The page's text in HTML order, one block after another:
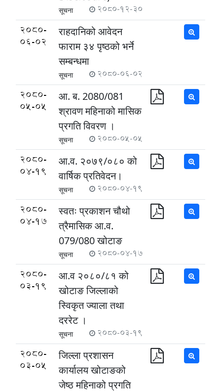
सूचना 2080-12-30
2080-
06-02
राहदानिको आवेदन
फाराम ३४ पृष्ठको भर्ने
सम्बन्धमा
सूचना 2080-06-02
2080-
05-05
आ. ब. 2080/081
श्रावण महिनाको मासिक
प्र‍गति विवरण ।
सूचना 2080-05-05
2080-
04-19
आ.व. २०७९/०८० को
वार्षिक प्रतिवेदन।
सूचना 2080-04-19
2080-
04-17
स्वतः प्रकाशन चौथो
त्रैमासिक आ.व.
079/080 खोटाङ
सूचना 2080-04-17
2080-
03-19
आ.व २०८०/८१ को
खोटाङ जिल्लाको
स्विकृत ज्याला तथा
दररेट ।
सूचना 2080-03-19
2080-
03-05
जिल्ला प्रशासन
कार्यालय खोटाङको
जेष्ठ महिनाको प्रगति